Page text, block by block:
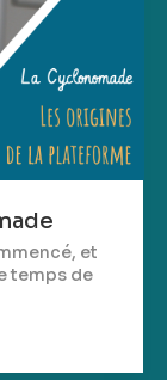
et
temps de